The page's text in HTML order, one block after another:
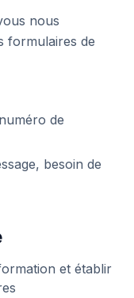
nous
formulaires de
de
besoin de
et établir